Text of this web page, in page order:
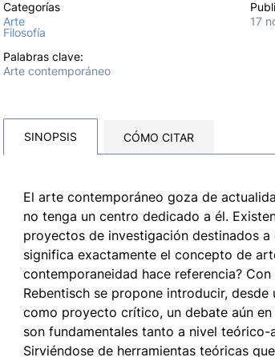
Categorías
Arte
Filosofía
Palabras clave:
Arte contemporáneo
17
SINOPSIS CÓMO CITAR
El arte contemporáneo goza de
no tenga un centro dedicado a él.
proyectos de investigación destinados a
significa exactamente el concepto de
contemporaneidad hace referencia?
Rebentisch se propone introducir,
como proyecto crítico, un debate aún
son fundamentales tanto a nivel
Sirviéndose de herramientas teóricas